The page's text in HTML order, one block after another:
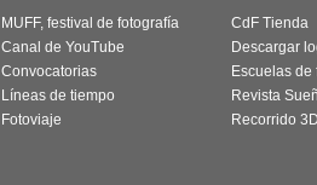
MUFF, festival de fotografía
Canal de YouTube
Convocatorias
Líneas de tiempo
Fotoviaje
CdF Tienda
Descargar
Escuelas de
Revista
Recorrido